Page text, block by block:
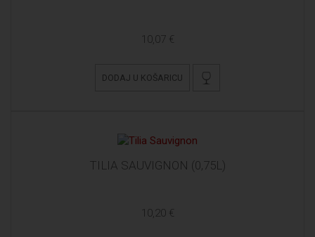
10,07 €
DODAJ U KOŠARICU
TILIA SAUVIGNON (0,75L)
10,20 €